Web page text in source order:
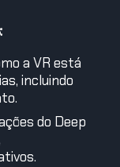
a VR está
incluindo
do Deep